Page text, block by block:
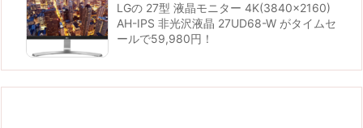
LGの 27型 液晶モニター 4K(3840x2160)
AH-IPS 非光沢液晶 27UD68-W がタイムセ
ールで59,980円！